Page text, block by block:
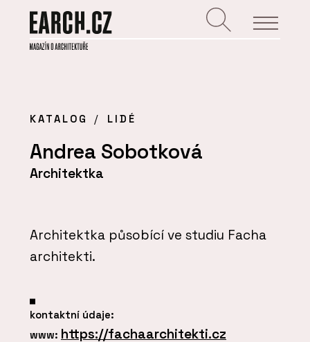
KATALOG LIDÉ
Andrea Sobotková
Architektka
Architektka působící ve studiu Facha
architekti.
kontaktní údaje:
www: https://fachaarchitekti.cz